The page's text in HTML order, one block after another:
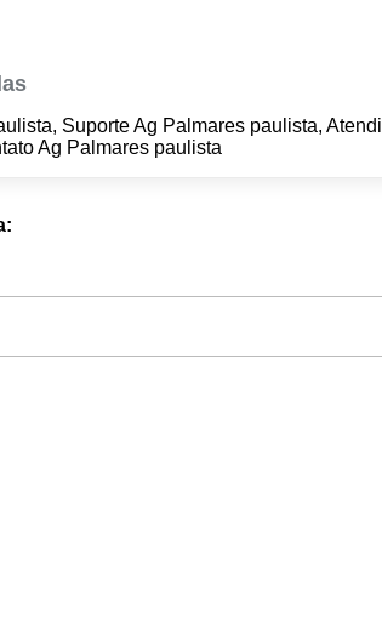
Suporte Ag Palmares paulista,
Ag Palmares paulista